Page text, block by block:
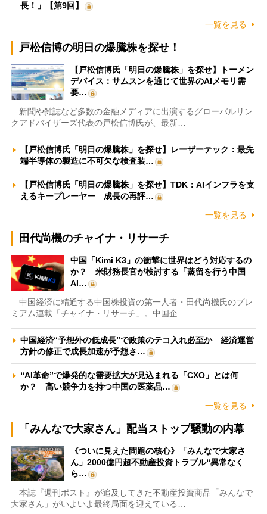
長！」【第9回】
一覧を見る
戸松信博の明日の爆騰株を探せ！
【戸松信博氏「明日の爆騰株」を探せ】トーメン
デバイス：サムスンを通じて世界のAIメモリ需
要…
新聞や雑誌など多数の金融メディアに出演するグローバルリン
クアドバイザーズ代表の戸松信博氏が、最新…
【戸松信博氏「明日の爆騰株」を探せ】レーザーテック：最先
端半導体の製造に不可欠な検査装…
【戸松信博氏「明日の爆騰株」を探せ】TDK：AIインフラを支
えるキープレーヤー 成長の再評…
一覧を見る
田代尚機のチャイナ・リサーチ
中国「Kimi K3」の衝撃に世界はどう対応するの
か？ 米財務長官が検討する「蒸留を行う中国
AI…
中国経済に精通する中国株投資の第一人者・田代尚機氏のプレ
ミアム連載「チャイナ・リサーチ」。中国企…
中国経済“予想外の低成長”で政策のテコ入れ必至か 経済運営
方針の修正で成長加速が予想さ…
“AI革命”で爆発的な需要拡大が見込まれる「CXO」とは何
か？ 高い競争力を持つ中国の医薬品…
一覧を見る
「みんなで大家さん」配当ストップ騒動の内幕
《ついに見えた問題の核心》「みんなで大家さ
ん」2000億円超不動産投資トラブル“異常なく
ら…
本誌『週刊ポスト』が追及してきた不動産投資商品「みんなで
大家さん」がいよいよ最終局面を迎えている…